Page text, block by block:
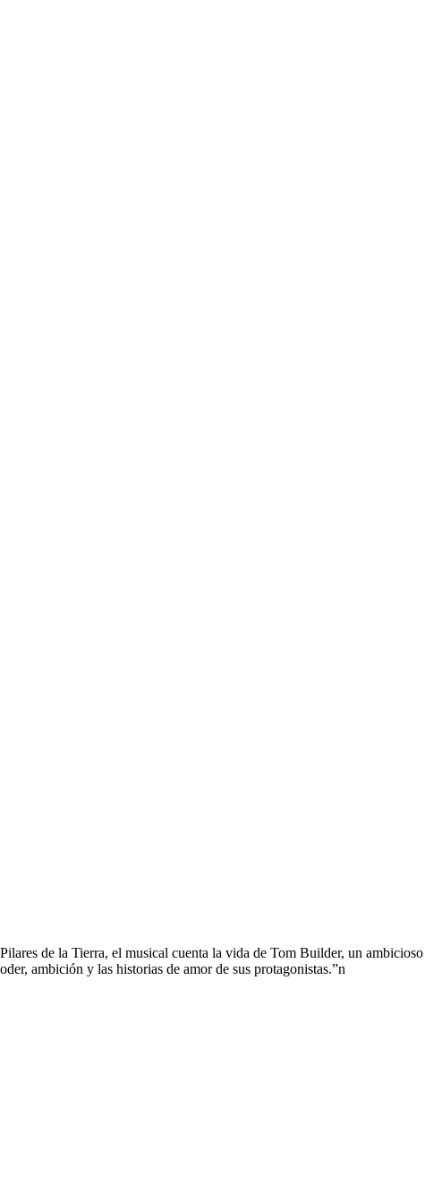
de la Tierra, el musical cuenta la vida de Tom Builder, un ambicioso
ambición y las historias de amor de sus protagonistas.”n